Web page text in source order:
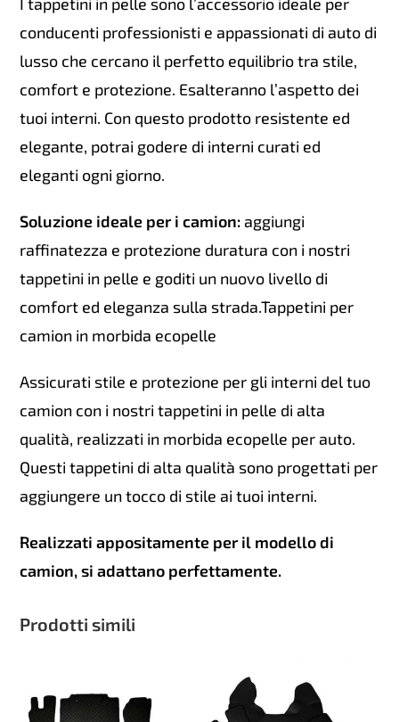
conducenti professionisti e appassionati di auto di
lusso che cercano il perfetto equilibrio tra stile,
comfort e protezione. Esalteranno l’aspetto dei
tuoi interni. Con questo prodotto resistente ed
elegante, potrai godere di interni curati ed
eleganti ogni giorno.
Soluzione ideale per i camion: aggiungi
raffinatezza e protezione duratura con i nostri
tappetini in pelle e goditi un nuovo livello di
comfort ed eleganza sulla strada.Tappetini per
camion in morbida ecopelle
Assicurati stile e protezione per gli interni del tuo
camion con i nostri tappetini in pelle di alta
qualità, realizzati in morbida ecopelle per auto.
Questi tappetini di alta qualità sono progettati per
aggiungere un tocco di stile ai tuoi interni.
Realizzati appositamente per il modello di
camion, si adattano perfettamente.
Prodotti simili